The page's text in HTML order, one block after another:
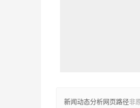
新闻动态分析网页路径非